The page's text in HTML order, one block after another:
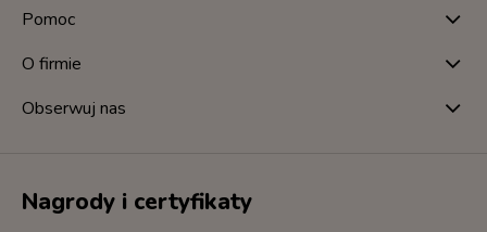
Pomoc
O firmie
Obserwuj nas
Nagrody i certyfikaty